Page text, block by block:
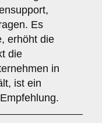
Es
erhöht die
die
in
ist ein